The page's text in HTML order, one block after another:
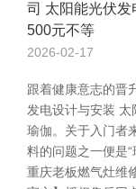
司 太阳能光伏
500元不等
2026-02-17
跟着健康意志的晋
发电设计与安装
瑜伽。关于入门者
料的问题之一便是“
重庆老板燃气灶维